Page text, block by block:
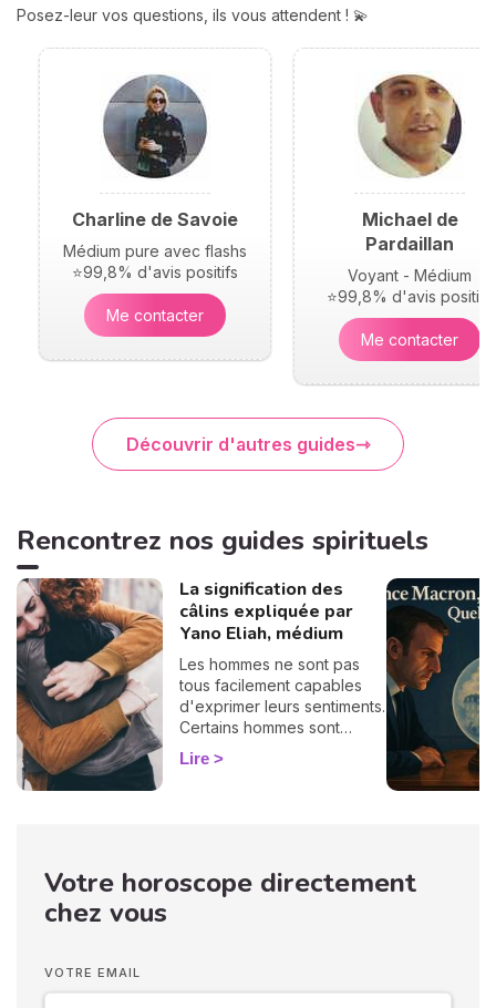
Posez-leur vos questions, ils vous attendent ! 💫
Charline de Savoie
Médium pure avec flashs
⭐99,8% d'avis positifs
Me contacter
Michael de
Pardaillan
Voyant - Médium
⭐99,8% d'avis positifs
Me contacter
Découvrir d'autres guides
Rencontrez nos guides spirituels
La signification des
câlins expliquée par
Yano Eliah, médium
Les hommes ne sont pas
tous facilement capables
d'exprimer leurs sentiments.
Certains hommes sont
habitués à contrôler leurs
sentiments, par conséquent
langage corporel, vous
pouvez déchiffrer ses
Lire
Votre horoscope directement
chez vous
VOTRE EMAIL